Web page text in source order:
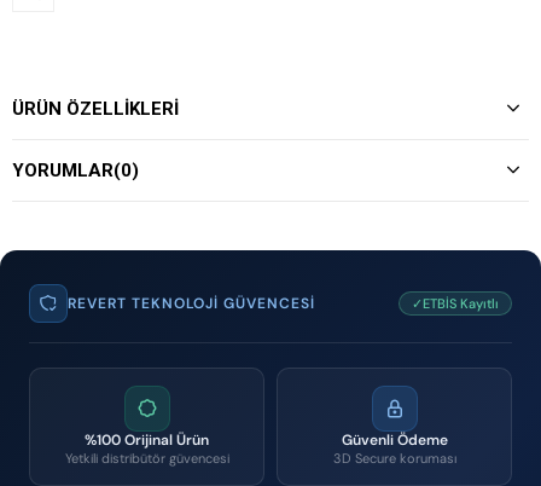
ÜRÜN ÖZELLIKLERI
YORUMLAR(0)
REVERT TEKNOLOJI GÜVENCESI ✓ETBİS Kayıtlı
%100 Orijinal Ürün
Yetkili distribütör güvencesi
Güvenli Ödeme
3D Secure koruması